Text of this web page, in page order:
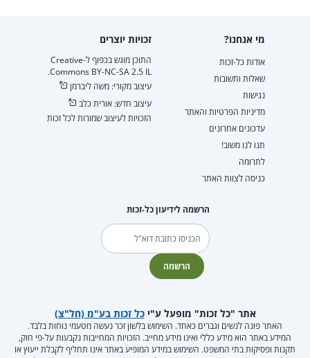
מי אנחנו?
אודות כל-זכות
שאלות ותשובות
נגישות
מדיניות הפרטיות והאתר
עדכונים אחרונים
תנו לנו משוב!
לתרומה
כניסה לצוות האתר
זכויות יוצרים
התוכן מוגש בכפוף ל-Creative
Commons BY-NC-SA 2.5 IL.
עיצוב מקורי: משה ליברמן
עיצוב חדש: אורית כלב
הזכויות לעיצוב שמורות לכל זכות
הרשמה לידיעון כל-זכות
דוא"ל
הרשמה
אתר "כל זכות" מופעל ע"יכל זכות בע"מ (חל"צ)
האתר פונה לנשים וגברים כאחד. השימוש בלשון זכר נעשה מטעמי נוחות בלבד.
המידע באתר הוא מידע כללי ואינו מידע מחייב. הזכויות המחייבות נקבעות על-פי חוק,
תקנות ופסיקות בתי המשפט. השימוש במידע המופיע באתר אינו תחליף לקבלת ייעוץ או